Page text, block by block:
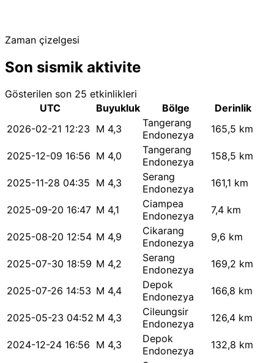
Zaman çizelgesi
Son sismik aktivite
Gösterilen son 25 etkinlikleri
UTC
Buyukluk Bölge
Derinlik
2026-02-21 12:23 M 4,3
Tangerang
Endonezya
165,5 km
2025-12-09 16:56 M 4,0
Tangerang
Endonezya
158,5 km
2025-11-28 04:35 M 4,3
Serang
Endonezya
161,1 km
2025-09-20 16:47 M 4,1
Ciampea
Endonezya
7,4 km
2025-08-20 12:54 M 4,9
Cikarang
Endonezya
9,6 km
2025-07-30 18:59 M 4,2
Serang
Endonezya
169,2 km
2025-07-26 14:53 M 4,4
Depok
Endonezya
166,8 km
2025-05-23 04:52 M 4,3
Cileungsir
Endonezya
126,4 km
2024-12-24 16:56 M 4,3
Depok
Endonezya
132,8 km